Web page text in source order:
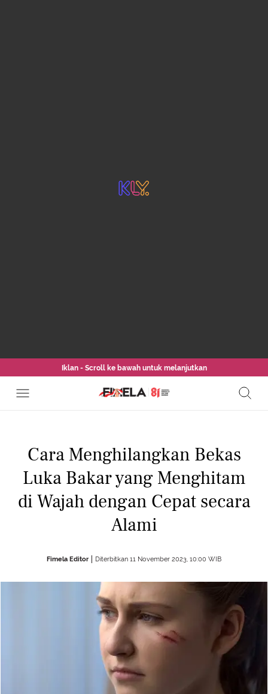
Iklan - Scroll ke bawah untuk melanjutkan
Cara Menghilangkan Bekas
Luka Bakar yang Menghitam
di Wajah dengan Cepat secara
Alami
Fimela Editor Diterbitkan 11 November 2023, 10:00 WIB